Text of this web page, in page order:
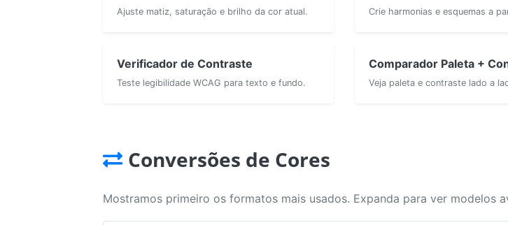
Ajuste matiz, saturação e brilho da cor atual. Crie harmonias e esquemas a
Verificador de Contraste
Teste legibilidade WCAG para texto e fundo.
Comparador Paleta +
Veja paleta e contraste lado a
Conversões de Cores
Mostramos primeiro os formatos mais usados. Expanda para ver modelos